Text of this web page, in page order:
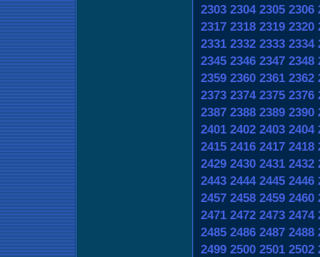
2303 2304 2305 2306
2317 2318 2319 2320
2331 2332 2333 2334
2345 2346 2347 2348
2359 2360 2361 2362
2373 2374 2375 2376
2387 2388 2389 2390
2401 2402 2403 2404
2415 2416 2417 2418
2429 2430 2431 2432
2443 2444 2445 2446
2457 2458 2459 2460
2471 2472 2473 2474
2485 2486 2487 2488
2499 2500 2501 2502